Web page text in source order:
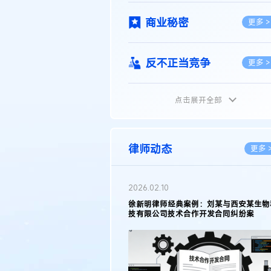
商业秘密 更多
反不正当竞争 更多
植物新品种
地理标志 更多
集成电路布图设计
传统文化 更多
点击展开全部
律师动态 更多
2026.05.11
徐新明律师接受《天津日报》采访：解读
2025年度天津市专利行政保护案例